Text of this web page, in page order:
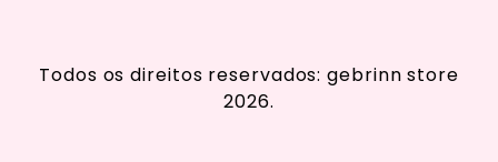
Todos os direitos reservados: gebrinn store
2026.